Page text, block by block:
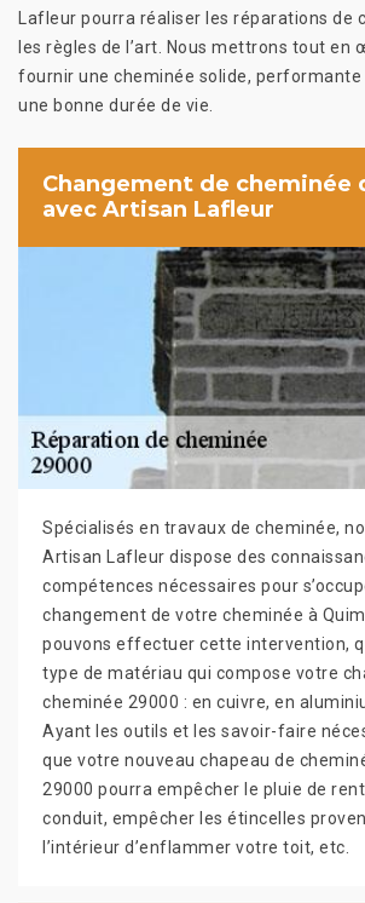
Lafleur pourra réaliser les réparations de
les règles de l’art. Nous mettrons tout en
fournir une cheminée solide, performante
une bonne durée de vie.
Changement de cheminée
avec Artisan Lafleur
Spécialisés en travaux de cheminée,
Artisan Lafleur dispose des
compétences nécessaires pour
changement de votre cheminée à
pouvons effectuer cette intervention,
type de matériau qui compose votre
cheminée 29000 : en cuivre, en
Ayant les outils et les savoir-faire
que votre nouveau chapeau de
29000 pourra empêcher le pluie de
conduit, empêcher les étincelles
l’intérieur d’enflammer votre toit, etc.